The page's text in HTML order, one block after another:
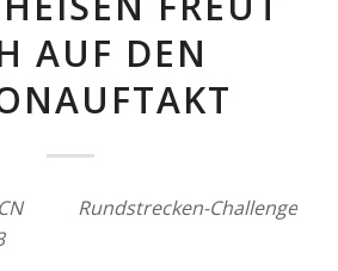
AUF DEN
Rundstrecken-Challenge